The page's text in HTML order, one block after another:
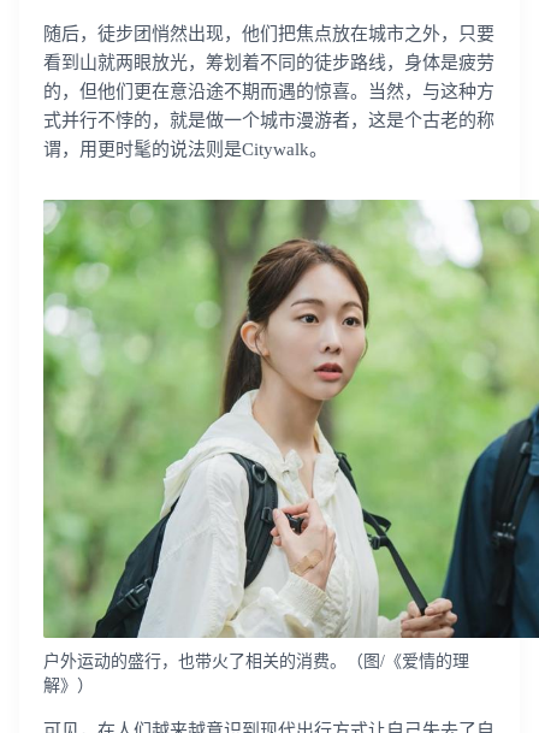
随后，徒步团悄然出现，他们把焦点放在城市之外，只要
看到山就两眼放光，筹划着不同的徒步路线，身体是疲劳
的，但他们更在意沿途不期而遇的惊喜。当然，与这种方
式并行不悖的，就是做一个城市漫游者，这是个古老的称
谓，用更时髦的说法则是Citywalk。
户外运动的盛行，也带火了相关的消费。（图/《爱情的理
解》）